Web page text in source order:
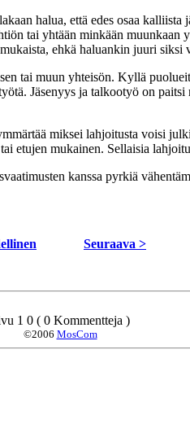
halua, että edes osaa kalliista
tai yhtään minkään muunkaan
ehkä haluankin juuri siksi
tai muun yhteisön. Kyllä
Jäsenyys ja talkootyö on
miksei lahjoitusta voisi
etujen mukainen. Sellaisia
kanssa pyrkiä
Seuraava >
1 0 ( 0 Kommentteja )
©2006 MosCom